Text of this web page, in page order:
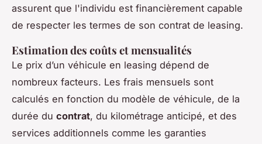
assurent que l'individu est financièrement capable
de respecter les termes de son contrat de leasing.
Estimation des coûts et mensualités
Le prix d’un véhicule en leasing dépend de
nombreux facteurs. Les frais mensuels sont
calculés en fonction du modèle de véhicule, de la
durée du contrat, du kilométrage anticipé, et des
services additionnels comme les garanties